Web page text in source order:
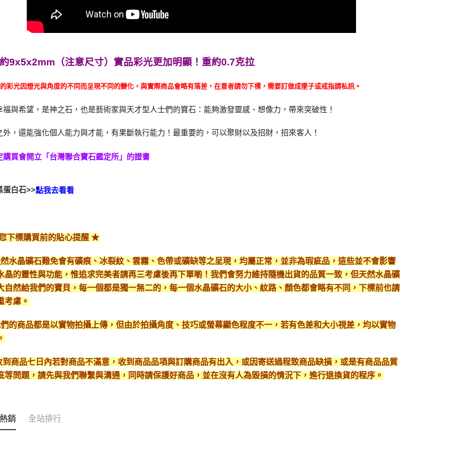
9x5x2mm（注意尺寸）實品彩光更加明顯！重約0.7克拉
彩光因燈光與角度的不同而呈現不同的變化，與實際商品會略有落差，在意者請勿下標，需要訂做成墜子或戒指請私訊。
福與希望，是神之石，也是藝術家與天才型人士們的寶石：能夠激發靈感、想像力，帶來突破性！
外，還能強化個人能力與才能，有果斷執行能力！最重要的，可以聚財以及招財，招來客人！
買會開立「台灣聯合寶石鑑定所」的證書
蛋白石>>點我去看看
下標購買前的貼心提醒 ★
水晶礦石難免會有礦痕、冰裂紋、雲霧、色帶或礦缺等之呈現，均屬正常，並非為瑕疵品，這些並不會影響
晶的靈性與功能，惟追求完美者請再三考慮後再下單喲！我們會努力維持隨機出貨的品質一致，但天然水晶礦
自然給我們的寶貝，每一個都是獨一無二的，每一個水晶礦石的大小、紋路、顏色都會略有不同，下標前也請
考慮。
的商品都是以實物拍攝上傳，但由於拍攝角度、技巧或螢幕顯色程度不一，若有色差和大小視差，均以實物
商品七日內若對商品不滿意，收到商品品項與訂購商品有出入，或因寄送過程致商品缺損，或是有商品品質
等問題，請先與我們聯繫與溝通，同時請保護好商品，並在沒有人為毀損的情況下，進行退換貨的程序。
銷 全站排行